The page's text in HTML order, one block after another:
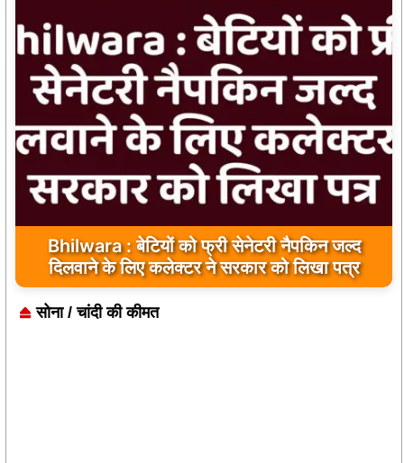
Bhilwara : सभी निर्माण कार्य गुणवत्तापूर्ण हो, क्वालिटी से
कोई समझौता नहीं किया जाए: संजय माथुर
सोना / चांदी की कीमत